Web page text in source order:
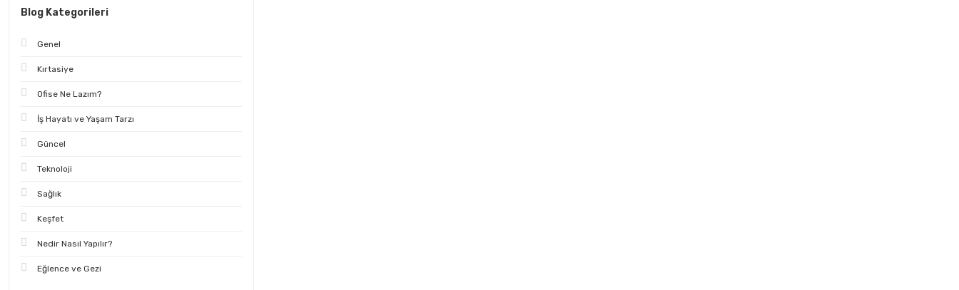
Blog Kategorileri
Genel
Kırtasiye
Ofise Ne Lazım?
İş Hayatı ve Yaşam Tarzı
Güncel
Teknoloji
Sağlık
Keşfet
Nedir Nasıl Yapılır?
Eğlence ve Gezi